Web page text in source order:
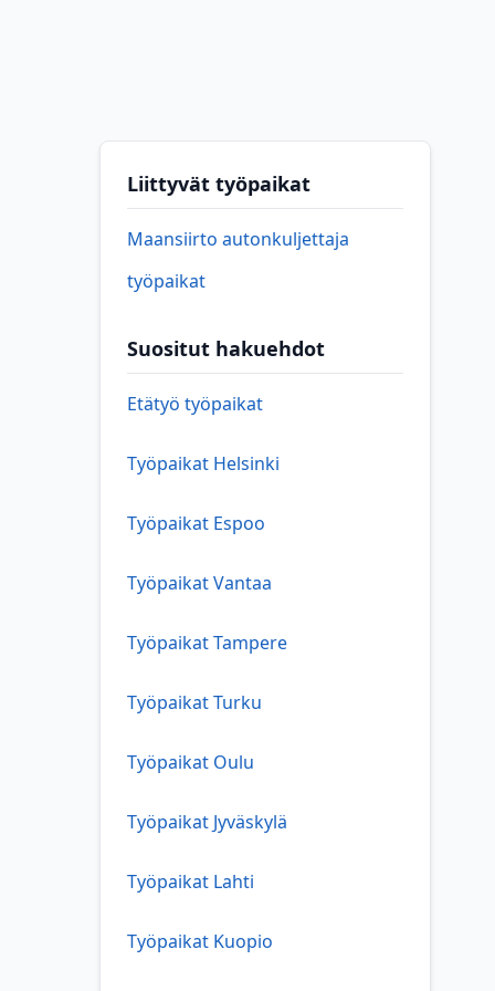
Liittyvät työpaikat
Maansiirto autonkuljettaja
työpaikat
Suositut hakuehdot
Etätyö työpaikat
Työpaikat Helsinki
Työpaikat Espoo
Työpaikat Vantaa
Työpaikat Tampere
Työpaikat Turku
Työpaikat Oulu
Työpaikat Jyväskylä
Työpaikat Lahti
Työpaikat Kuopio